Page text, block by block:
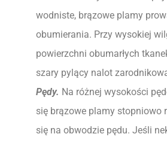
wodniste, brązowe plamy
obumierania. Przy wysokiej
powierzchni obumarłych
szary pylący nalot
Pędy. Na różnej wysokości
się brązowe plamy stopniowo
się na obwodzie pędu. Jeśli